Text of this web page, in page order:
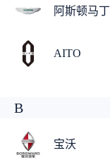
阿斯顿马丁
AITO
B
宝沃